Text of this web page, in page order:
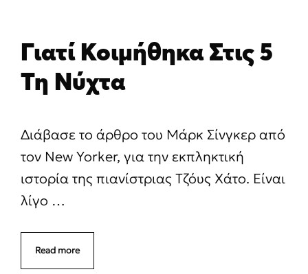
Γιατί Κοιμήθηκα Στις 5
Τη Νύχτα
Διάβασε το άρθρο του Μάρκ Σίνγκερ από
τον New Yorker, για την εκπληκτική
ιστορία της πιανίστριας Τζόυς Χάτο. Είναι
λίγο …
Read more